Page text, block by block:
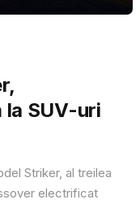
SUV-uri
Striker, al treilea
electrificat